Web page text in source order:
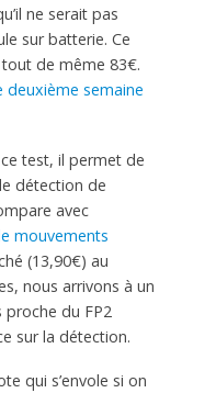
ne serait pas
sur batterie. Ce
de même 83€.
deuxième semaine
test, il permet de
détection de
avec
mouvements
(13,90€) au
nous arrivons à un
du FP2
sur la détection.
qui s’envole si on